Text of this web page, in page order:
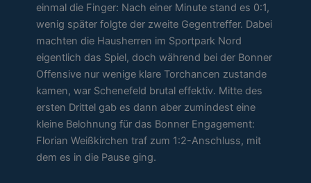
einmal die Finger: Nach einer Minute stand es 0:1,
wenig später folgte der zweite Gegentreffer. Dabei
machten die Hausherren im Sportpark Nord
eigentlich das Spiel, doch während bei der Bonner
Offensive nur wenige klare Torchancen zustande
kamen, war Schenefeld brutal effektiv. Mitte des
ersten Drittel gab es dann aber zumindest eine
kleine Belohnung für das Bonner Engagement:
Florian Weißkirchen traf zum 1:2-Anschluss, mit
dem es in die Pause ging.